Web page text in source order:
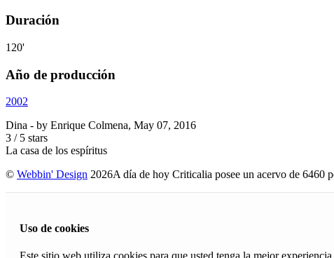
Duración
120'
Año de producción
2002
Dina - by Enrique Colmena, May 07, 2016
3 / 5 stars
La casa de los espíritus
© Webbin' Design 2026A día de hoy Criticalia posee un acervo de 6460
Uso de cookies
Este sitio web utiliza cookies para que usted tenga la mejor